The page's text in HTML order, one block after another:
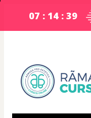
07 : 14 : 38